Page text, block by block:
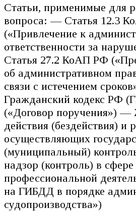
Статьи, применимые для
вопроса: — Статья 12.3
(«Привлечение к
ответственности за
Статья 27.2 КоАП РФ
об административном
связи с истечением
Гражданский кодекс РФ
(«Договор поручения»)
действия (бездействия) и
осуществляющих
(муниципальный)
надзор (контроль) в сфере
профессиональной
на ГИБДД в порядке
судопроизводства»)